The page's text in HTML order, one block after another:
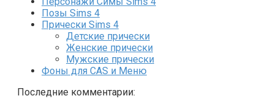
Позы Sims 4
Прически Sims 4
Детские прически
Женские прически
Мужские прически
Фоны для CAS и Меню
Последние комментарии: